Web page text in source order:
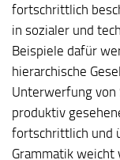
fortschrittlich
in sozialer und
Beispiele dafür
hierarchische
Unterwerfung von
produktiv
fortschrittlich und
Grammatik weicht